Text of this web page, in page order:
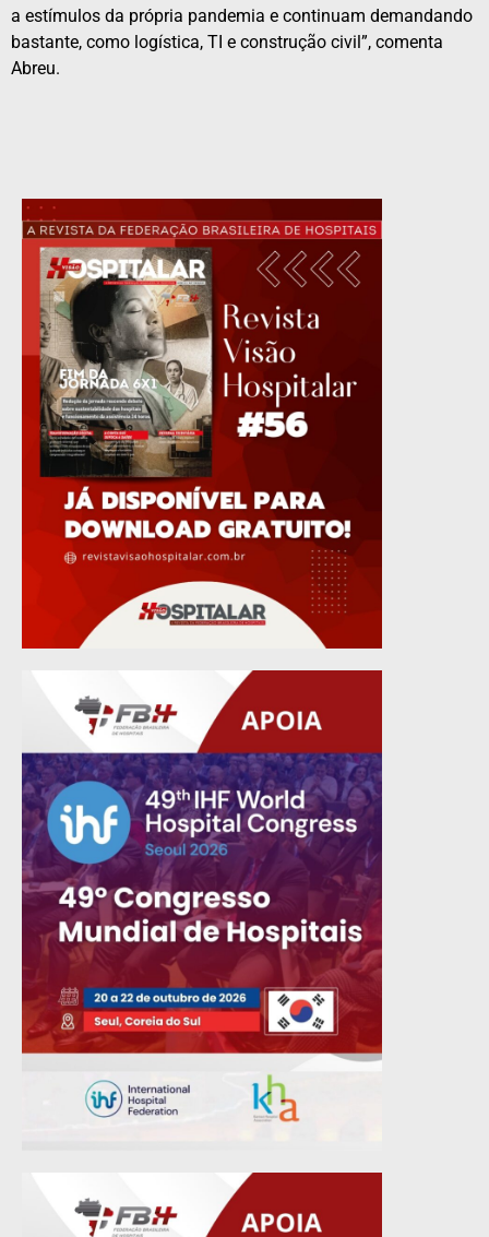
a estímulos da própria pandemia e continuam demandando
bastante, como logística, TI e construção civil”, comenta
Abreu.